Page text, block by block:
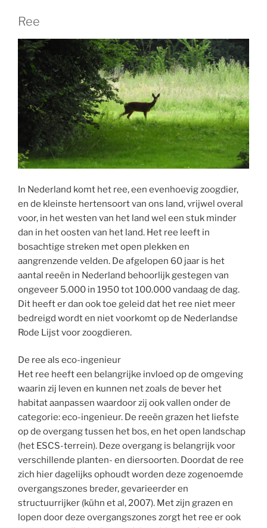
Ree
In Nederland komt het ree, een evenhoevig zoogdier,
en de kleinste hertensoort van ons land, vrijwel overal
voor, in het westen van het land wel een stuk minder
dan in het oosten van het land. Het ree leeft in
bosachtige streken met open plekken en
aangrenzende velden. De afgelopen 60 jaar is het
aantal reeën in Nederland behoorlijk gestegen van
ongeveer 5.000 in 1950 tot 100.000 vandaag de dag.
Dit heeft er dan ook toe geleid dat het ree niet meer
bedreigd wordt en niet voorkomt op de Nederlandse
Rode Lijst voor zoogdieren.
De ree als eco-ingenieur
Het ree heeft een belangrijke invloed op de omgeving
waarin zij leven en kunnen net zoals de bever het
habitat aanpassen waardoor zij ook vallen onder de
categorie: eco-ingenieur. De reeën grazen het liefste
op de overgang tussen het bos, en het open landschap
(het ESCS-terrein). Deze overgang is belangrijk voor
verschillende planten- en diersoorten. Doordat de ree
zich hier dagelijks ophoudt worden deze zogenoemde
overgangszones breder, gevarieerder en
structuurrijker (kühn et al, 2007). Met zijn grazen en
lopen door deze overgangszones zorgt het ree er ook